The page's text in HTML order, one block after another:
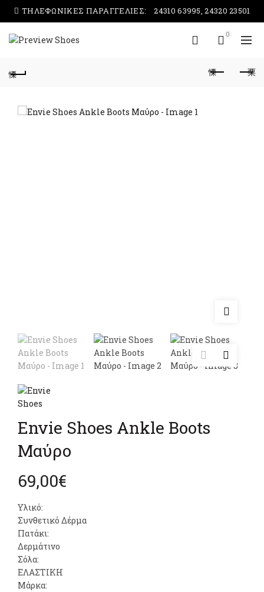
ΤΗΛΕΦΩΝΙΚΕΣ ΠΑΡΑΓΓΕΛΙΕΣ: 24310 63995, 24320 23501
0
Envie Shoes Ankle Boots
Μαύρο
69,00€
Υλικό:
Συνθετικό Δέρμα
Πατάκι:
Δερμάτινο
Σόλα:
ΕΛΑΣΤΙΚΗ
Μάρκα: